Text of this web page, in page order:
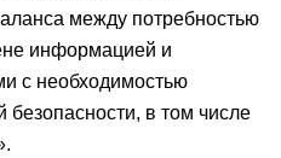
между потребностью
информацией и
с необходимостью
в том числе